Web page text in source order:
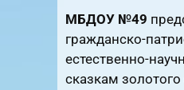
МБДОУ №49
гражданско-
естественно-
сказкам